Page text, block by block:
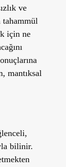
ve
tahammül
için ne
mantıksal
bilinir.